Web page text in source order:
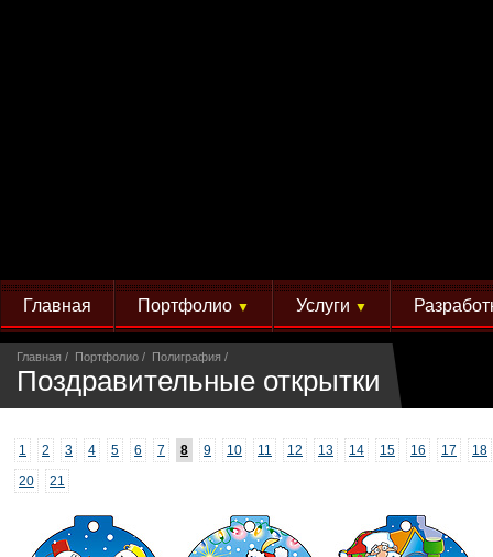
Главная Портфолио ▼ Услуги ▼
Главная Портфолио Полиграфия
Поздравительные открытки
1 2 3 4 5 6 7 8 9 10 11 12 13 14 15 16 17
18
20
21